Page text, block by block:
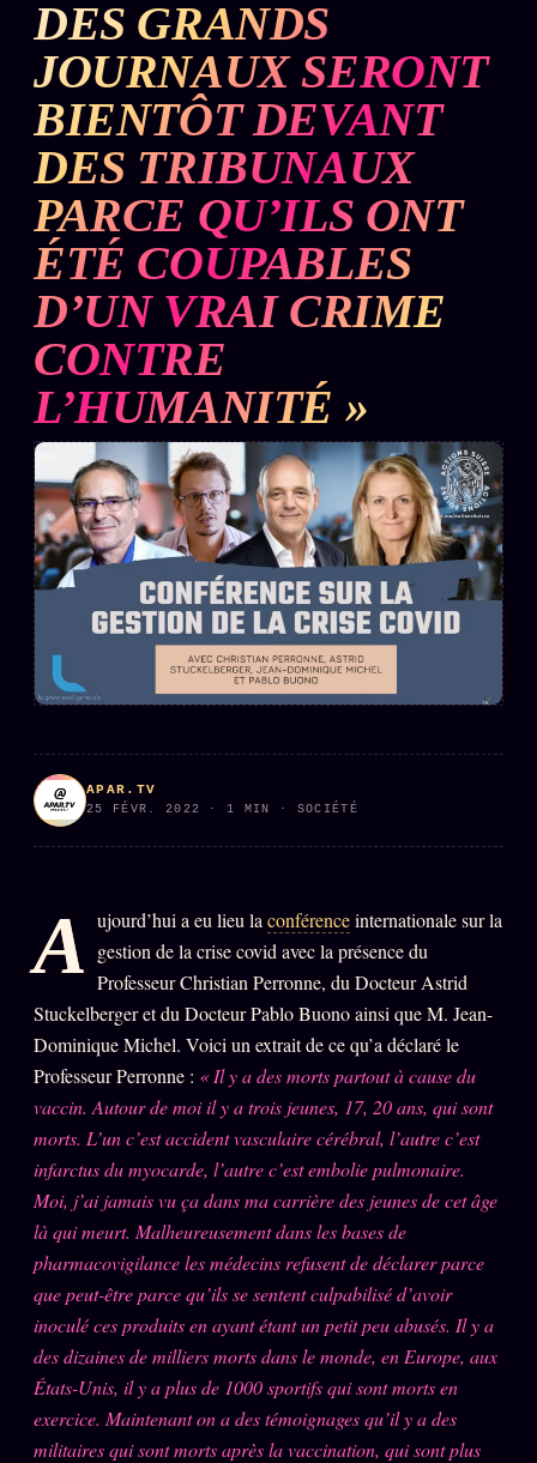
N L'ARCHIVE
✉ INSCRIPTION À LA NEWSLETTER
Rubriques éditoriales 10 088 articles
TOUTES LES RUBRIQUES →
DÉTONATIONS POLITIQUE
TENDANCES
MACRONLEAKS SCANDALES
ALT NEWS GOSSIP
PRÉDICTIONS INFOFICTION
L'ORACLE Z/S 12 PRODUITS
Oracle z/S
Oracle Couples
Oracle Famille
Oracle Sigil Sonore
Oracle Parfum
Oracle Anniversaire
Oracle Carte du Jour
Oracle Algorithme
Audit Social
LIVRES TRILOGIE + 2
KÉTAMINE2019
BRAQUAGE
SUSPECTE 2022
DES GRANDS
JOURNAUX SERONT
BIENTÔT DEVANT
DES TRIBUNAUX
PARCE QU’ILS ONT
ÉTÉ COUPABLES
D’UN VRAI CRIME
CONTRE
L’HUMANITÉ »
APAR.TV
25 FÉVR. 2022 · 1 MIN · SOCIÉTÉ
A ujourd’hui a eu lieu la conférenceinternationale sur la
gestion de la crise covid avec la présence du
Professeur Christian Perronne, du Docteur Astrid
Stuckelberger et du Docteur Pablo Buono ainsi que M. Jean-
Dominique Michel. Voici un extrait de ce qu’a déclaré le
Professeur Perronne : « Il y a des morts partout à cause du
vaccin. Autour de moi il y a trois jeunes, 17, 20 ans, qui sont
morts. L’un c’est accident vasculaire cérébral, l’autre c’est
infarctus du myocarde, l’autre c’est embolie pulmonaire.
Moi, j’ai jamais vu ça dans ma carrière des jeunes de cet âge
là qui meurt. Malheureusement dans les bases de
pharmacovigilance les médecins refusent de déclarer parce
que peut-être parce qu’ils se sentent culpabilisé d’avoir
inoculé ces produits en ayant étant un petit peu abusés. Il y a
des dizaines de milliers morts dans le monde, en Europe, aux
États-Unis, il y a plus de 1000 sportifs qui sont morts en
exercice. Maintenant on a des témoignages qu’il y a des
militaires qui sont morts après la vaccination, qui sont plus